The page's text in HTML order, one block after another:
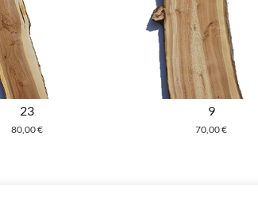
23
80,00€
9
70,00€